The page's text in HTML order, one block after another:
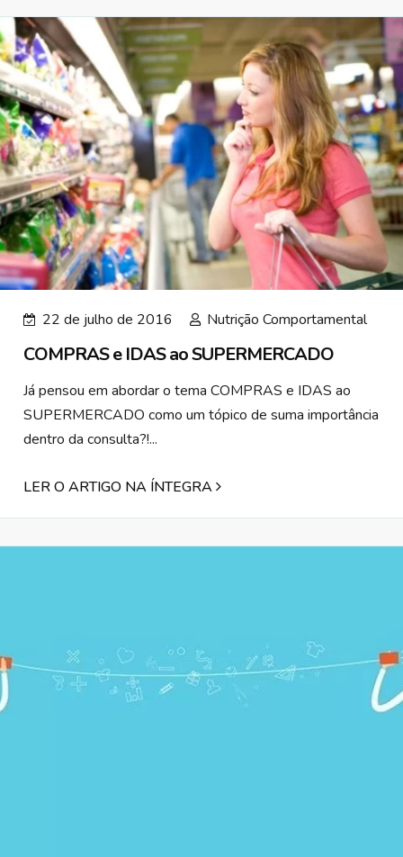
22 de julho de 2016 Nutrição Comportamental
COMPRAS e IDAS ao SUPERMERCADO
Já pensou em abordar o tema COMPRAS e IDAS ao
SUPERMERCADO como um tópico de suma importância
dentro da consulta?!...
LER O ARTIGO NA ÍNTEGRA